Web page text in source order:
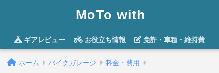
MoTo with
ギアレビュー お役立ち情報 免許・車種・維持費
ホーム バイクガレージ 料金・費用